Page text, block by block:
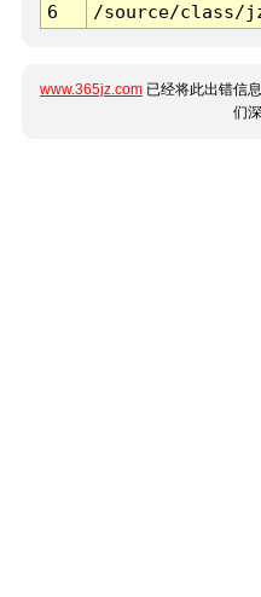
6
/source/class/
www.365jz.com 已经将此出错信
们